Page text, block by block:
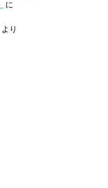
に
より